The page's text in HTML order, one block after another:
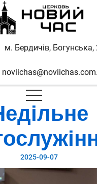
м. Бердичів, Богунська,
2025-09-07